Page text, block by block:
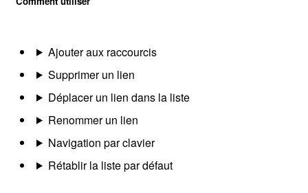
Ajouter aux raccourcis
Supprimer un lien
Déplacer un lien dans la liste
Renommer un lien
Navigation par clavier
Rétablir la liste par défaut